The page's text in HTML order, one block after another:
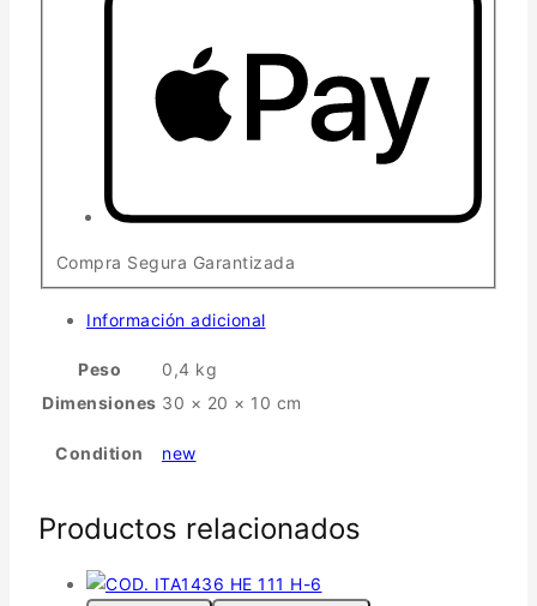
Compra Segura Garantizada
Información adicional
Peso
0,4 kg
Dimensiones 30 × 20 × 10 cm
Condition new
Productos relacionados